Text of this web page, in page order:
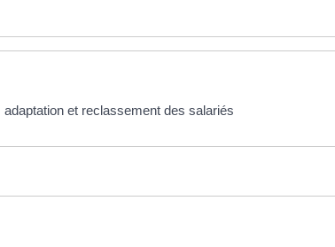
et reclassement des salariés